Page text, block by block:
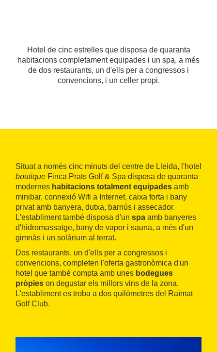
Hotel de cinc estrelles que disposa de quaranta
habitacions completament equipades i un spa, a més
de dos restaurants, un d'ells per a congressos i
convencions, i un celler propi.
Situat a només cinc minuts del centre de Lleida, l'hotel
boutique Finca Prats Golf & Spa disposa de quaranta
modernes habitacions totalment equipades amb
minibar, connexió Wifi a Internet, caixa forta i bany
privat amb banyera, dutxa, barnús i assecador.
L'establiment també disposa d'un spa amb banyeres
d'hidromassatge, bany de vapor i sauna, a més d'un
gimnàs i un solàrium al terrat.
Dos restaurants, un d'ells per a congressos i
convencions, completen l'oferta gastronòmica d'un
hotel que també compta amb unes bodegues
pròpies on degustar els millors vins de la zona.
L'establiment es troba a dos quilòmetres del Raïmat
Golf Club.